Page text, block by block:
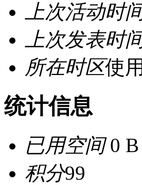
上次活动时
上次发表时
所在时区使
统计信息
已用空间0 B
积分99